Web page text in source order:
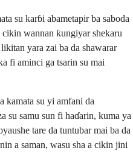
su karɓi abametapir ba saboda
cikin wannan ƙungiyar shekaru
yara zai ba da shawarar
fi aminci ga tsarin su mai
kamata su yi amfani da
su samu sun fi haɗarin, kuma ya
tare da tuntubar mai ba da
a saman, wasu sha a cikin jini